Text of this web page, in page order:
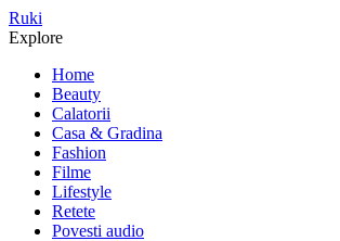
Meniu
Ruki
Cauta
Explore
Home
Beauty
Calatorii
Casa & Gradina
Fashion
Filme
Lifestyle
Retete
Povesti audio